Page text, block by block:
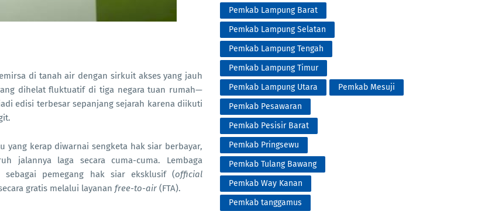
di tanah air dengan sirkuit akses yang jauh
dihelat fluktuatif di tiga negara tuan rumah—
edisi terbesar sepanjang sejarah karena diikuti
yang kerap diwarnai sengketa hak siar berbayar,
jalannya laga secara cuma-cuma. Lembaga
pemegang hak siar eksklusif (official
gratis melalui layanan free-to-air (FTA).
Pemkab Lampung Barat
Pemkab Lampung Selatan
Pemkab Lampung Tengah
Pemkab Lampung Timur
Pemkab Lampung Utara
Pemkab Mesuji
Pemkab Pesawaran
Pemkab Pesisir Barat
Pemkab Pringsewu
Pemkab Tulang Bawang
Pemkab Way Kanan
Pemkab tanggamus